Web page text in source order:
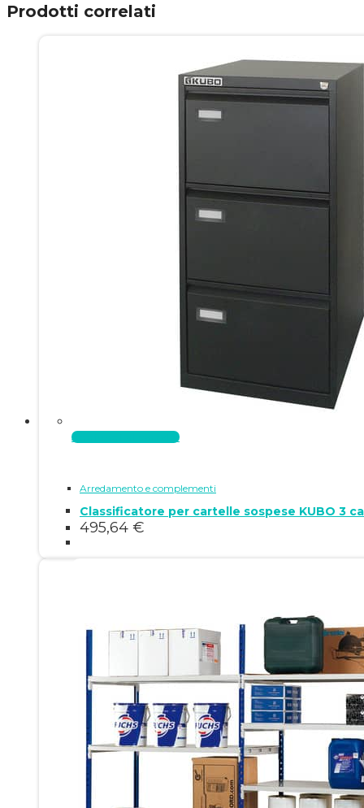
Prodotti correlati
Aggiungi al carrello
Arredamento e complementi
Classificatore per cartelle sospese KUBO 3
495,64 €